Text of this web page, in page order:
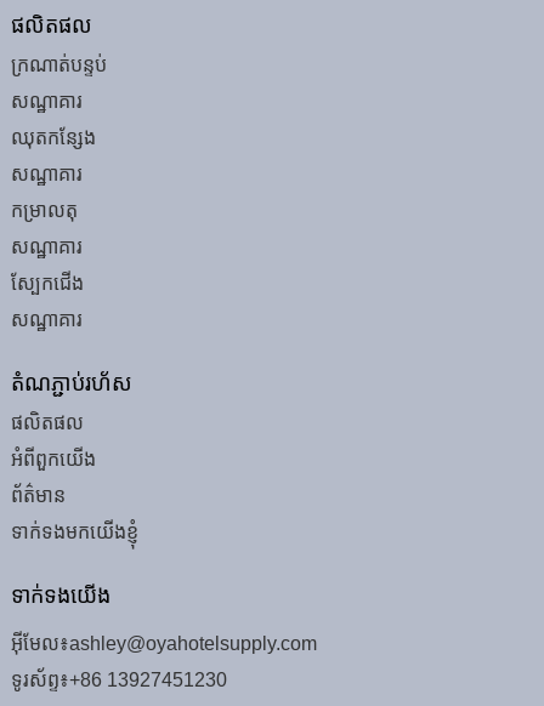
ផលិតផល
ក្រណាត់បន្ទប់
សណ្ឋាគារ
ឈុតកន្សែង
សណ្ឋាគារ
កម្រាលតុ
សណ្ឋាគារ
ស្បែកជើង
សណ្ឋាគារ
តំណភ្ជាប់រហ័ស
ផលិតផល
អំពីពួកយើង
ព័ត៌មាន
ទាក់ទងមកយើងខ្ញុំ
ទាក់ទង​យើង
អ៊ីមែល៖ashley@oyahotelsupply.com
ទូរស័ព្ទ៖+86 13927451230